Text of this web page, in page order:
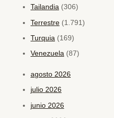
Tailandia (306)
Terrestre (1.791)
Turquia (169)
Venezuela (87)
agosto 2026
julio 2026
junio 2026